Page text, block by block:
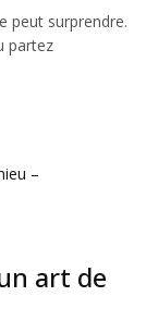
peut surprendre.
partez
–
art de